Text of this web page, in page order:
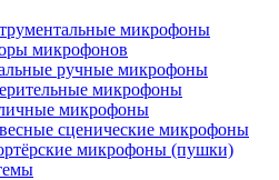
микрофоны
микрофонов
ручные микрофоны
микрофоны
микрофоны
сценические микрофоны
микрофоны (пушки)